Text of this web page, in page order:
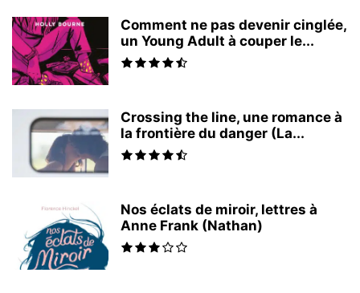
Comment ne pas devenir cinglée,
un Young Adult à couper le...
Crossing the line, une romance à
la frontière du danger (La...
Nos éclats de miroir, lettres à
Anne Frank (Nathan)